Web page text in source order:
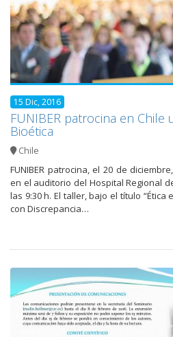
15 Dic, 2016
FUNIBER patrocina en
Bioética
Chile
FUNIBER patrocina, el 20 de
en el auditorio del Hospital Regional
las 9:30 h. El taller, bajo el título
con Discrepancia…